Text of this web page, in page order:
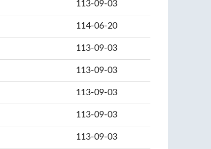
113-09-03
114-06-20
113-09-03
113-09-03
113-09-03
113-09-03
113-09-03